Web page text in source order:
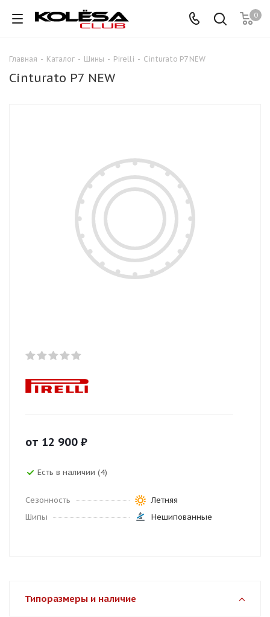
0
Главная - Каталог - Шины - Pirelli - Cinturato P7 NEW
Cinturato P7 NEW
от 12 900 ₽
Есть в наличии (4)
Сезонность
Летняя
Шипы
Нешипованные
Типоразмеры и наличие